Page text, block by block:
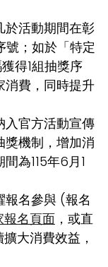
活動期間在彰
號；如於「特定
得1組抽獎序
消費，同時提升
官方活動宣傳
獎機制，增加消
為115年6月1
名參與 (報名
名頁面 ，或直
大消費效益，